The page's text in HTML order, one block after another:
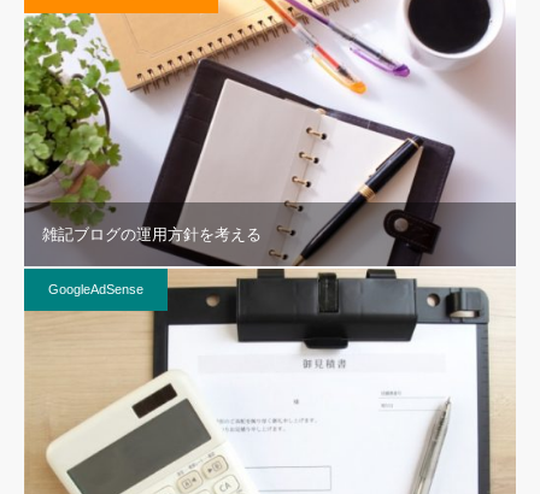
雑記ブログの運用方針を考える
GoogleAdSense